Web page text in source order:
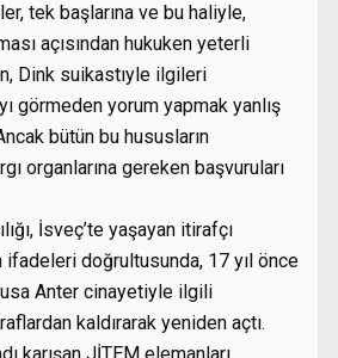
tek başlarına ve bu haliyle,
açısından hukuken yeterli
Dink suikastıyle ilgileri
görmeden yorum yapmak yanlış
bütün bu hususların
organlarına gereken başvuruları
İsveç’te yaşayan itirafçı
ifadeleri doğrultusunda, 17 yıl önce
Anter cinayetiyle ilgili
kaldırarak yeniden açtı.